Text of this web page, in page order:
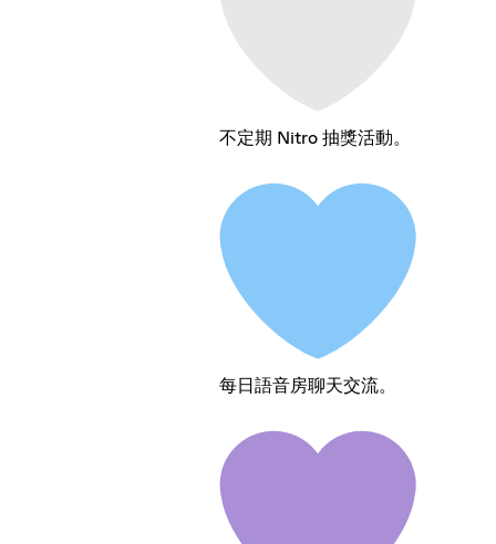
不定期 Nitro 抽獎活動。
每日語音房聊天交流。